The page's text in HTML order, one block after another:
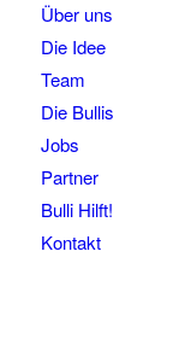
Über uns
Die Idee
Team
Die Bullis
Jobs
Partner
Bulli Hilft!
Kontakt